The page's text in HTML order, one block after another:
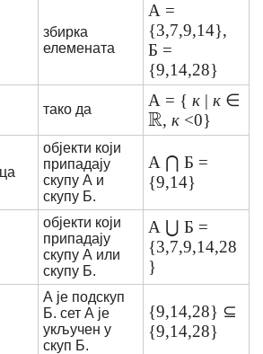
збирка
елемената
А =
{3,7,9,14},
Б =
{9,14,28}
тако да А = { к | к ∈
, к <0}
објекти који
припадају
скупу А и
скупу Б.
А ⋂ Б =
{9,14}
објекти који
припадају
скупу А или
скупу Б.
А ⋃ Б =
{3,7,9,14,28
}
А је подскуп
Б. сет А је
укључен у
скуп Б.
{9,14,28} ⊆
{9,14,28}